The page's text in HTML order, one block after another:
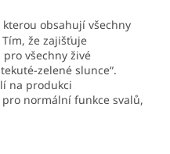
obsahují všechny
že zajišťuje
všechny živé
zelené slunce“.
na produkci
normální funkce svalů,